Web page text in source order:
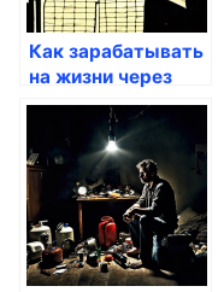
Как зарабатывать
на жизни через
госуслуги